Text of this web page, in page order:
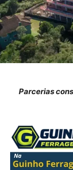
Parcerias